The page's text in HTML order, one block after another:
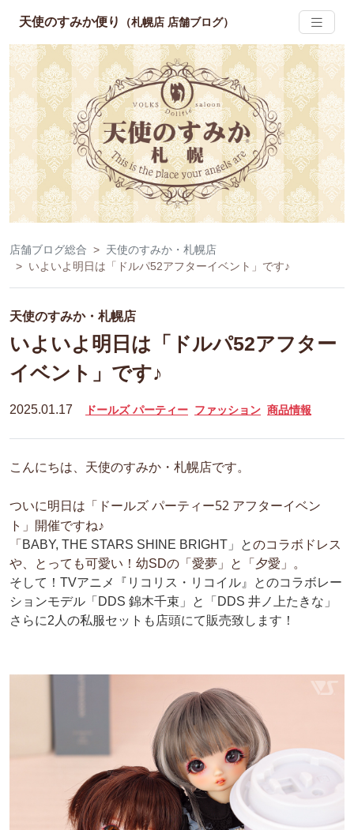
天使のすみか便り （札幌店 店舗ブログ）
店舗ブログ総合
天使のすみか・札幌店
いよいよ明日は「ドルパ52アフターイベント」です♪
天使のすみか・札幌店
いよいよ明日は「ドルパ52アフター
イベント」です♪
2025.01.17 ドールズ パーティー ファッション 商品情報
こんにちは、天使のすみか・札幌店です。
ついに明日は 「ドールズ パーティー52 アフターイベン
ト」
開催ですね♪
「 BABY, THE STARS SHINE BRIGHT」とのコラボドレス
や、とっても可愛い！幼SDの「愛夢」と「夕愛」。
そして！TVアニメ『リコリス・リコイル』とのコラボレー
ションモデル「DDS 錦木千束」と「DDS 井ノ上たきな」
さらに2人の私服セットも店頭にて販売致します！